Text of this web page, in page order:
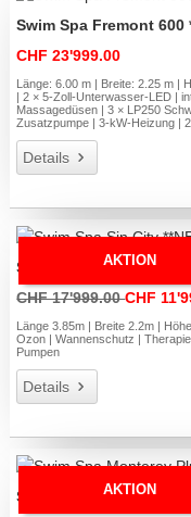
Swim Spa Fremont
CHF 23'999.00
Länge: 6.00 m | Breite: 2.25 m |
| 2 × 5-Zoll-Unterwasser-LED |
Massagedüsen | 3 × LP250
Zusatzpumpe | 3-kW-Heizung |
Details
AKTION
Swim Spa Sin City
CHF 17'999.00CHF
Länge 3.85m | Breite 2.2m |
Ozon | Wannenschutz |
Pumpen
Details
AKTION
Swim Spa Monterey